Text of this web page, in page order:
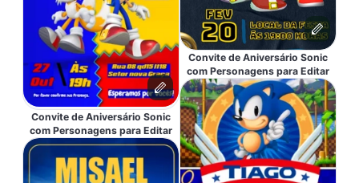
Convite de Aniversário Sonic
com Personagens para Editar
Convite de Aniversário Sonic
com Personagens para Editar